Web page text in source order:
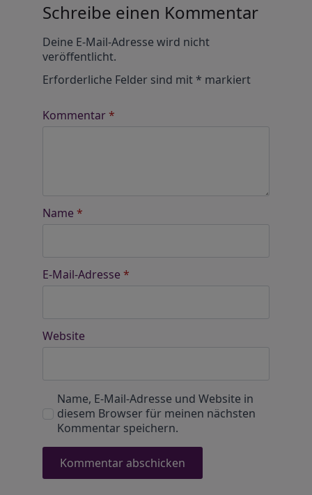
Schreibe einen Kommentar
Deine E-Mail-Adresse wird nicht
veröffentlicht.
Erforderliche Felder sind mit* markiert
Kommentar*
Name *
E-Mail-Adresse *
Website
Name, E-Mail-Adresse und Website in
diesem Browser für meinen nächsten
Kommentar speichern.